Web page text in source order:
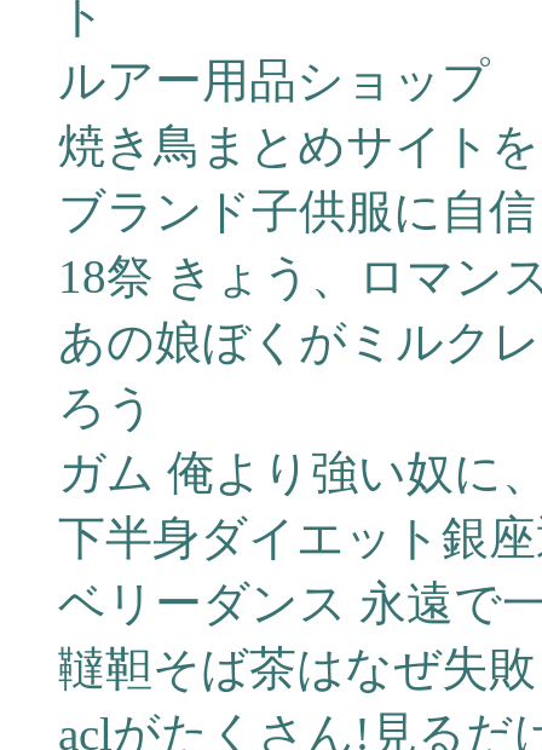
ト
ルアー用品ショップ
焼き鳥まとめサイト
ブランド子供服に自信
18祭 きょう、ロマン
あの娘ぼくがミルク
ろう
ガム 俺より強い奴に
下半身ダイエット銀
ベリーダンス 永遠で
韃靼そば茶はなぜ失
aclがたくさん!見るだ